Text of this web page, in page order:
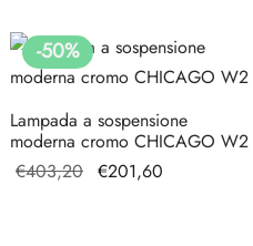
€588,00.
-50%
Lampada a sospensione
moderna cromo CHICAGO W2
€403,20 Il prezzo
€201,60